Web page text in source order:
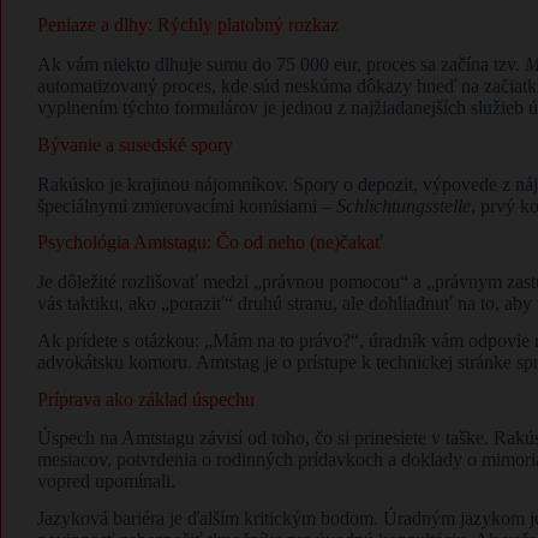
​Peniaze a dlhy: Rýchly platobný rozkaz
Ak vám niekto dlhuje sumu do 75 000 eur, proces sa začína tzv.
automatizovaný proces, kde súd neskúma dôkazy hneď na
vyplnením týchto formulárov je jednou z najžiadanejších služieb
​Bývanie a susedské spory
Rakúsko je krajinou nájomníkov. Spory o depozit, výpovede z
špeciálnymi zmierovacími komisiami – Schlichtungsstelle, prvý
​Psychológia Amtstagu: Čo od neho (ne)čakať
​Je dôležité rozlišovať medzi „právnou pomocou“ a „právnym
vás taktiku, ako „poraziť“ druhú stranu, ale dohliadnuť na to,
​Ak prídete s otázkou: „Mám na to právo?“, úradník vám
advokátsku komoru. Amtstag je o prístupe k technickej stránke
​Príprava ako základ úspechu
​Úspech na Amtstagu závisí od toho, čo si prinesiete v taške.
mesiacov, potvrdenia o rodinných prídavkoch a doklady o
vopred upomínali.
​Jazyková bariéra je ďalším kritickým bodom. Úradným jazykom